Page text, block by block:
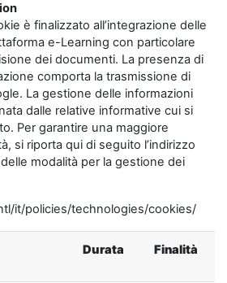
è finalizzato all’integrazione delle
e-Learning con particolare
dei documenti. La presenza di
comporta la trasmissione di
La gestione delle informazioni
dalle relative informative cui si
Per garantire una maggiore
si riporta qui di seguito l’indirizzo
modalità per la gestione dei
it/policies/technologies/cookies/
Durata Finalità